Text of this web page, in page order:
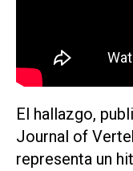
El hallazgo,
Journal of
representa un